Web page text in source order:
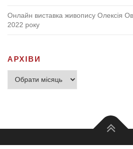
Онлайн виставка живопису Олексія
2022 року
АРХІВИ